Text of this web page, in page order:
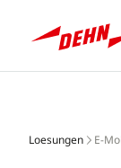
contentLoesungen E-